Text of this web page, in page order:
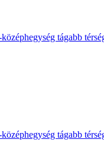
tágabb
tágabb